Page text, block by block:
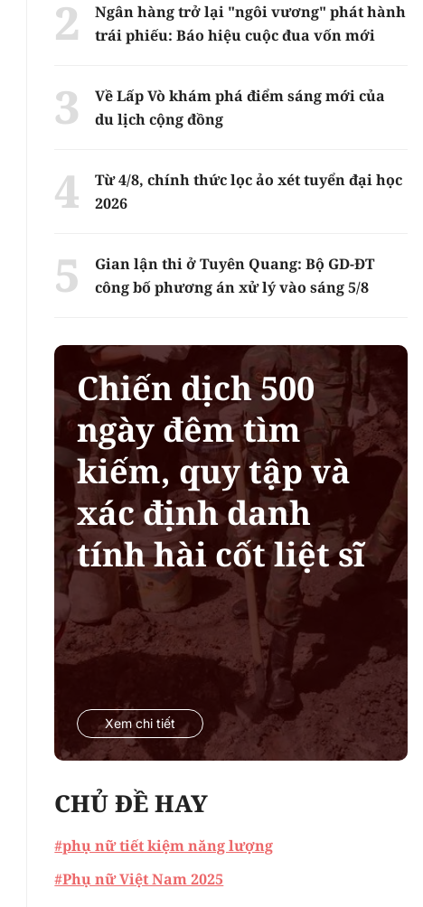
Ngân hàng trở lại "ngôi vương" phát hành
trái phiếu: Báo hiệu cuộc đua vốn mới
Về Lấp Vò khám phá điểm sáng mới của
du lịch cộng đồng
Từ 4/8, chính thức lọc ảo xét tuyển đại học
2026
Gian lận thi ở Tuyên Quang: Bộ GD-ĐT
công bố phương án xử lý vào sáng 5/8
Chiến dịch 500
ngày đêm tìm
kiếm, quy tập và
xác định danh
tính hài cốt liệt sĩ
Xem chi tiết
CHỦ ĐỀ HAY
#phụ nữ tiết kiệm năng lượng
#Phụ nữ Việt Nam 2025